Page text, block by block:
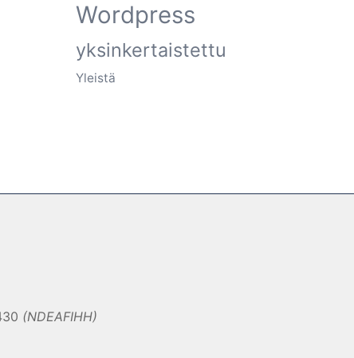
Wordpress
yksinkertaistettu
Yleistä
(NDEAFIHH)